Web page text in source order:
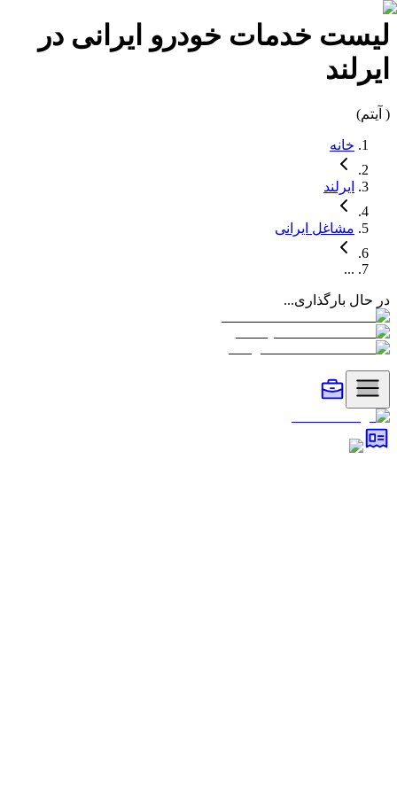
لیست خدمات خودرو ایرانی در
ایرلند
( آیتم)
خانه
ایرلند
مشاغل ایرانی
...
در حال بارگذاری...